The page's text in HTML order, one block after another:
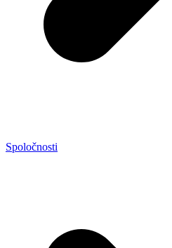
Spoločnosti